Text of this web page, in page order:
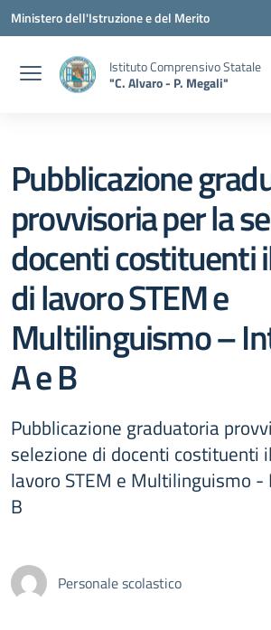
Vai ai contenuti
Vai al menu di navigazione
Vai al footer
Ministero dell'Istruzione e del Merito
Istituto Comprensivo Statale
"C. Alvaro - P. Megali"
Pubblicazione
provvisoria per la
docenti costituenti
di lavoro STEM e
Multilinguismo –
A e B
Pubblicazione graduatoria
selezione di docenti costituenti
lavoro STEM e Multilinguismo -
B
Personale scolastico